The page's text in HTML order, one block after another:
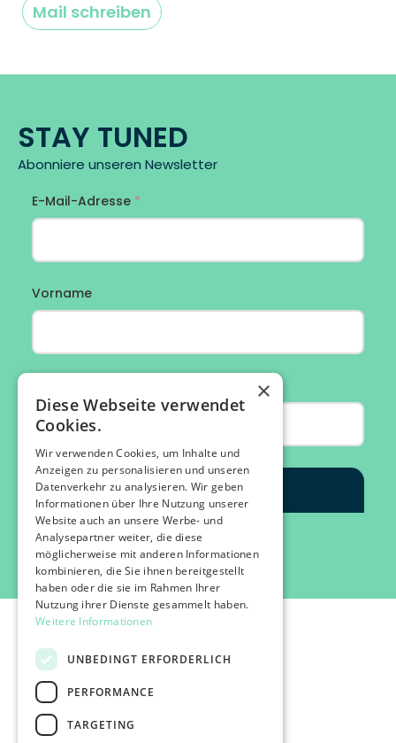
Mail schreiben
STAY TUNED
Abonniere unseren Newsletter
©2026 IMPACT FESTIVAL | all rights reserved.
profairs Login
×
Diese Webseite verwendet
Cookies.
Wir verwenden Cookies, um Inhalte und
Anzeigen zu personalisieren und unseren
Datenverkehr zu analysieren. Wir geben
Informationen über Ihre Nutzung unserer
Website auch an unsere Werbe- und
Analysepartner weiter, die diese
möglicherweise mit anderen Informationen
kombinieren, die Sie ihnen bereitgestellt
haben oder die sie im Rahmen Ihrer
Nutzung ihrer Dienste gesammelt haben.
Weitere Informationen
UNBEDINGT ERFORDERLICH
PERFORMANCE
TARGETING